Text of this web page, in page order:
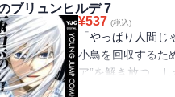
ブリュンヒルデ 7
¥537 (税込)
「やっぱり人間
小鳥を回収するた
ア”を解き放つ。
魔女7人を殺害し